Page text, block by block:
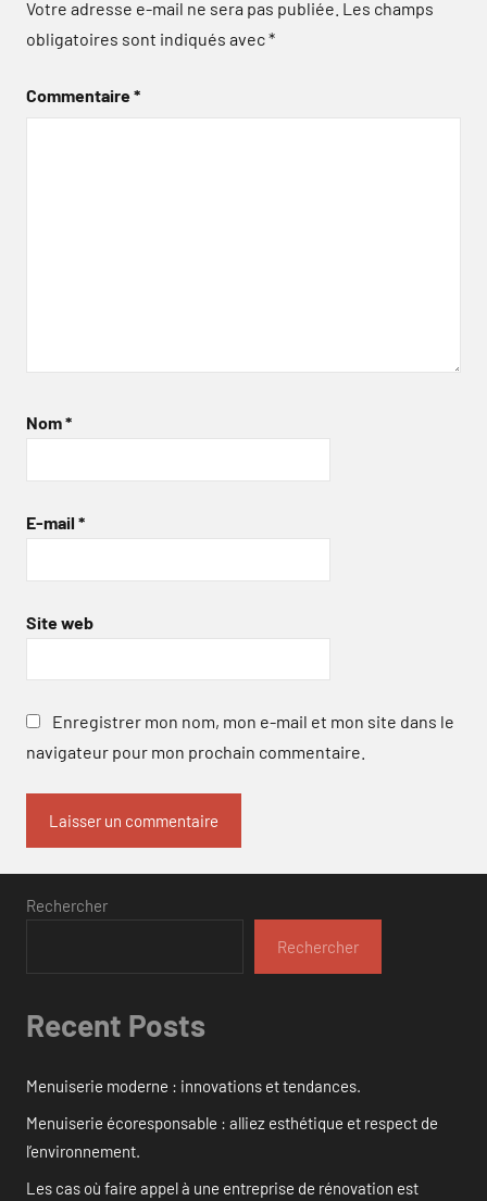
Votre adresse e-mail ne sera pas publiée. Les champs
obligatoires sont indiqués avec*
Commentaire*
Nom*
E-mail *
Site web
Enregistrer mon nom, mon e-mail et mon site dans le
navigateur pour mon prochain commentaire.
Rechercher
Rechercher
Recent Posts
Menuiserie moderne : innovations et tendances.
Menuiserie écoresponsable : alliez esthétique et respect de
l’environnement.
Les cas où faire appel à une entreprise de rénovation est